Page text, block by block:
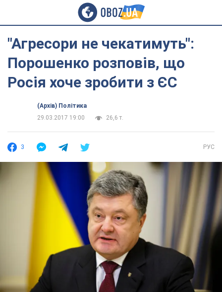
"Агресори не чекатимуть":
Порошенко розповів, що
Росія хоче зробити з ЄС
(Архів) Політика
29.03.2017 19:00
26,6 т.
3 РУС